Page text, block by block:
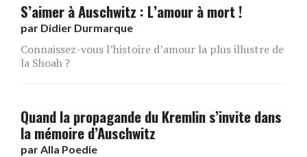
S’aimer à Auschwitz : L’amour à mort !
par Didier Durmarque
Connaissez-vous l’histoire d’amour la plus illustre de
la Shoah ?
Quand la propagande du Kremlin s’invite dans
la mémoire d’Auschwitz
parAlla Poedie